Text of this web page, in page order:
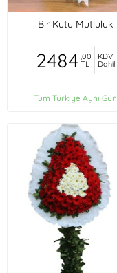
Bir Kutu Mutluluk
2484 ,00
TL
KDV
Dahil
Tüm Türkiye Aynı Gün